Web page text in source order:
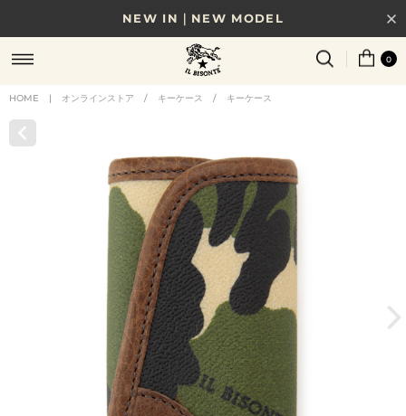
NEW IN｜NEW MODEL
8/17(月)10時まで｜税込11,000円以上で送料無料
贈る相手やシーンから選べる、新しいギフトガイド
0
HOME | オンラインストア / キーケース / キーケース